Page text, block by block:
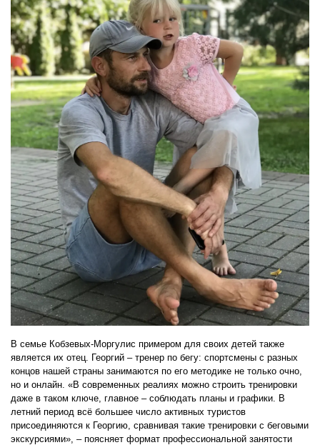
В семье Кобзевых-Моргулис примером для своих детей также
является их отец. Георгий – тренер по бегу: спортсмены с разных
концов нашей страны занимаются по его методике не только очно,
но и онлайн. «В современных реалиях можно строить тренировки
даже в таком ключе, главное – соблюдать планы и графики. В
летний период всё большее число активных туристов
присоединяются к Георгию, сравнивая такие тренировки с беговыми
экскурсиями», – поясняет формат профессиональной занятости